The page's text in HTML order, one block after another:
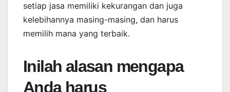
setiap jasa memiliki kekurangan dan juga
kelebihannya masing-masing, dan harus
memilih mana yang terbaik.
Inilah alasan mengapa
Anda harus